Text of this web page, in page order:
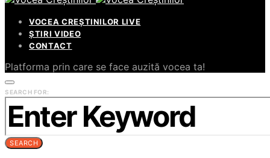
VOCEA CREȘTINILOR LIVE
ȘTIRI VIDEO
CONTACT
Platforma prin care se face auzită vocea ta!
SEARCH FOR:
SEARCH